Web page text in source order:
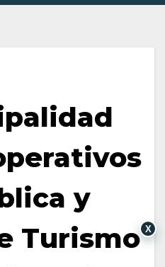
y
Turismo X